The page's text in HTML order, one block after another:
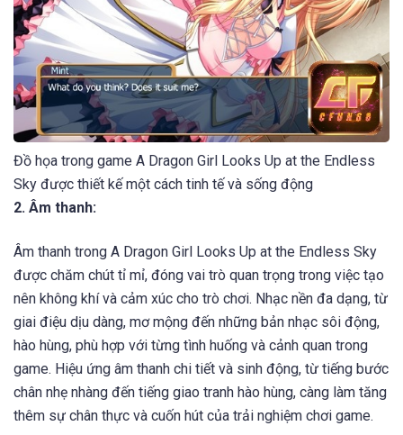
Đồ họa trong game A Dragon Girl Looks Up at the Endless
Sky được thiết kế một cách tinh tế và sống động
2. Âm thanh:
Âm thanh trong A Dragon Girl Looks Up at the Endless Sky
được chăm chút tỉ mỉ, đóng vai trò quan trọng trong việc tạo
nên không khí và cảm xúc cho trò chơi. Nhạc nền đa dạng, từ
giai điệu dịu dàng, mơ mộng đến những bản nhạc sôi động,
hào hùng, phù hợp với từng tình huống và cảnh quan trong
game. Hiệu ứng âm thanh chi tiết và sinh động, từ tiếng bước
chân nhẹ nhàng đến tiếng giao tranh hào hùng, càng làm tăng
thêm sự chân thực và cuốn hút của trải nghiệm chơi game.